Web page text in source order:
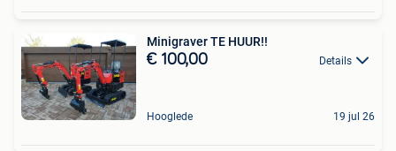
Minigraver TE HUUR!!
€ 100,00 Details
Hooglede 19 jul 26